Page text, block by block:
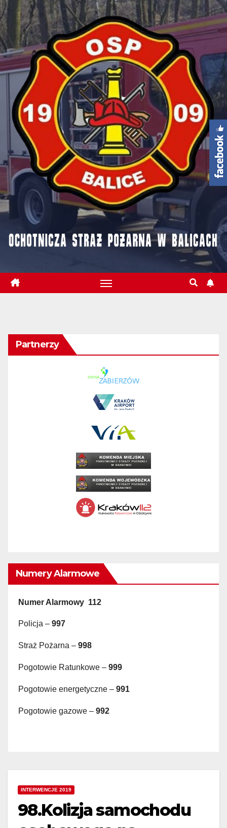
Partnerzy
Numery Alarmowe
Numer Alarmowy 112
Policja – 997
Straż Pożarna – 998
Pogotowie Ratunkowe – 999
Pogotowie energetyczne – 991
Pogotowie gazowe – 992
INTERWENCJE 2019
98.Kolizja samochodu